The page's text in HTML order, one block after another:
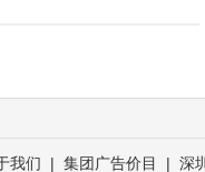
我们 | 集团广告价目 | 深